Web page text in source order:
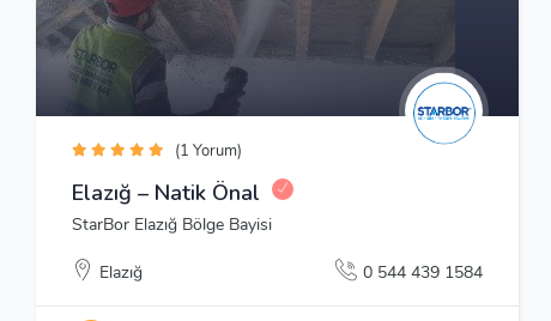
(1 Yorum)
Elazığ – Natik Önal
StarBor Elazığ Bölge Bayisi
Elazığ 0 544 439 1584